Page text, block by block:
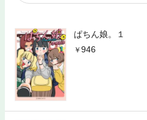
ぱちん娘。１
946